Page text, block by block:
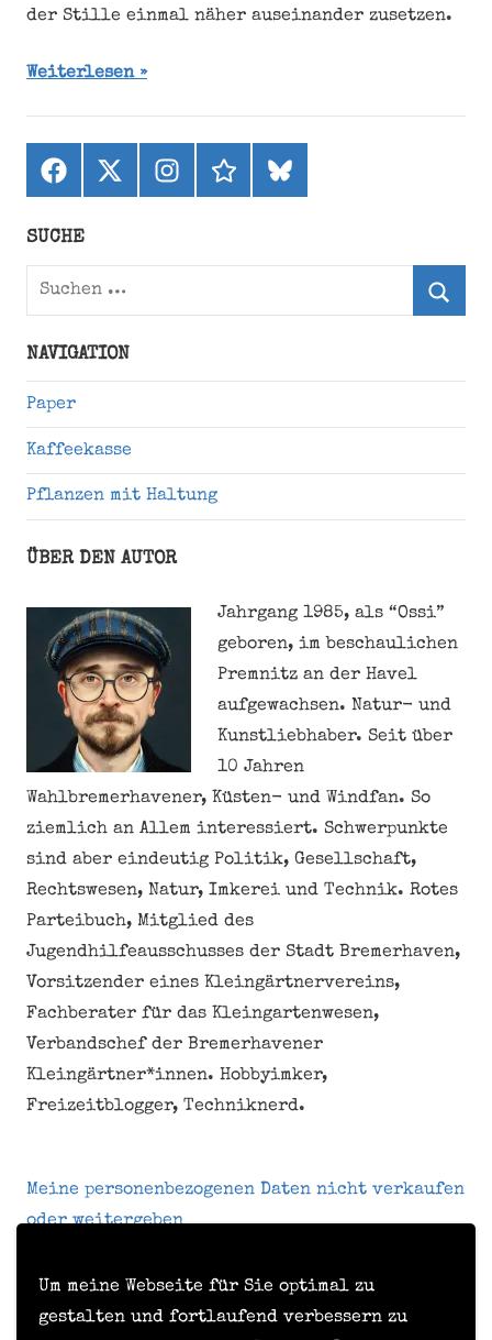
Um meine Webseite für Sie optimal zu
gestalten und fortlaufend verbessern zu
der Stille einmal näher auseinander zusetzen.
Weiterlesen
Facebook
X
(ehemals
Instagramthreadsbluesky
SUCHE
Suchen
NAVIGATION
Paper
Kaffeekasse
Pflanzen mit Haltung
ÜBER DEN AUTOR
Jahrgang 1985, als “Ossi”
geboren, im beschaulichen
Premnitz an der Havel
aufgewachsen. Natur- und
Kunstliebhaber. Seit über
10 Jahren
Wahlbremerhavener, Küsten- und Windfan. So
ziemlich an Allem interessiert. Schwerpunkte
sind aber eindeutig Politik, Gesellschaft,
Rechtswesen, Natur, Imkerei und Technik. Rotes
Parteibuch, Mitglied des
Jugendhilfeausschusses der Stadt Bremerhaven,
Vorsitzender eines Kleingärtnervereins,
Fachberater für das Kleingartenwesen,
Verbandschef der Bremerhavener
Kleingärtner*innen. Hobbyimker,
Freizeitblogger, Techniknerd.
Meine personenbezogenen Daten nicht verkaufen
oder weitergeben